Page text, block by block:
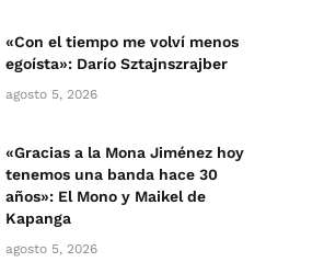
«Con el tiempo me volví menos
egoísta»: Darío Sztajnszrajber
agosto 5, 2026
«Gracias a la Mona Jiménez hoy
tenemos una banda hace 30
años»: El Mono y Maikel de
Kapanga
agosto 5, 2026